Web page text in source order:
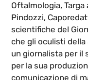
Oftalmologia, Targa
Pindozzi,
scientifiche del
che gli oculisti della
un giornalista per il
per la sua
comunicazione di